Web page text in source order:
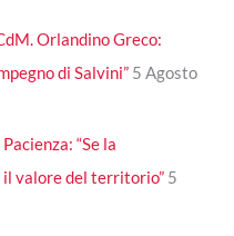
Orlandino Greco:
di Salvini” 5 Agosto
“Se la
il valore del territorio” 5